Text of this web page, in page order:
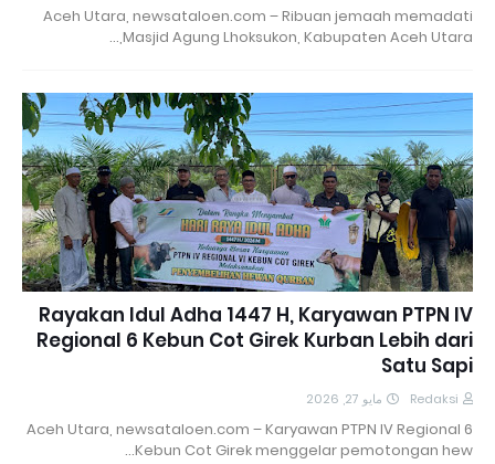
Aceh Utara, newsataloen.com – Ribuan jemaah memadati
Masjid Agung Lhoksukon, Kabupaten Aceh Utara,…
Rayakan Idul Adha 1447 H, Karyawan PTPN IV
Regional 6 Kebun Cot Girek Kurban Lebih dari
Satu Sapi
Redaksi مايو 27, 2026
Aceh Utara, newsataloen.com – Karyawan PTPN IV Regional 6
Kebun Cot Girek menggelar pemotongan hew…